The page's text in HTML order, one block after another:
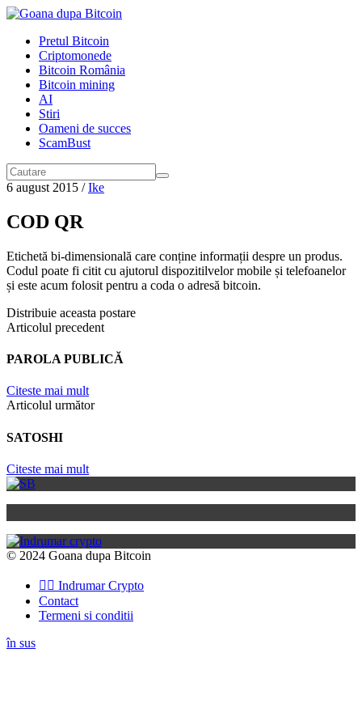
Pretul Bitcoin
Criptomonede
Bitcoin România
Bitcoin mining
AI
Stiri
Oameni de succes
ScamBust
6 august 2015 / Ike
COD QR
Etichetă bi-dimensională care conține informații despre un produs.
Codul poate fi citit cu ajutorul dispozitilvelor mobile și telefoanelor
și este acum folosit pentru a coda o adresă bitcoin.
Distribuie aceasta postare
Articolul precedent
PAROLA PUBLICĂ
Citeste mai mult
Articolul următor
SATOSHI
Citeste mai mult
© 2024 Goana dupa Bitcoin
👉🏽 Indrumar Crypto
Contact
Termeni si conditii
în sus